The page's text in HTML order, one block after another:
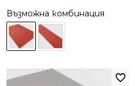
Възможна комбинация